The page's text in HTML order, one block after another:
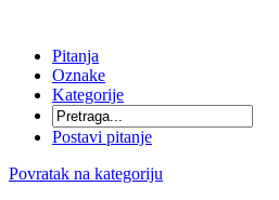
Pitanja
Oznake
Kategorije
Postavi pitanje
Povratak na kategoriju